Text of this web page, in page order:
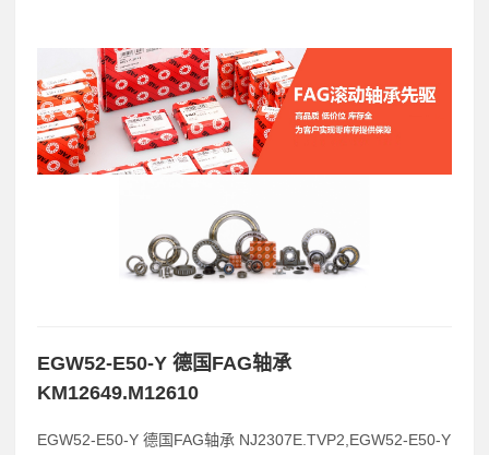
EGW52-E50-Y 德国FAG轴承
KM12649.M12610
EGW52-E50-Y 德国FAG轴承 NJ2307E.TVP2,EGW52-E50-Y